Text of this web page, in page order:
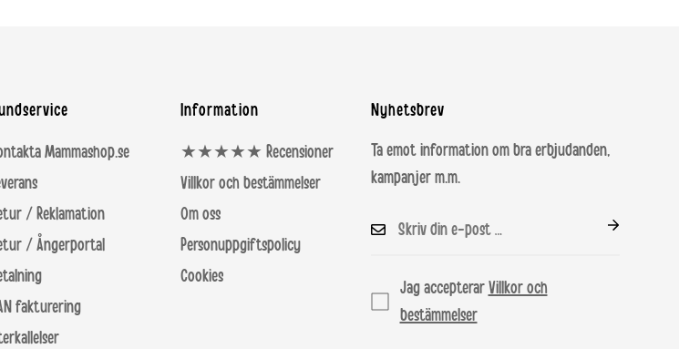
Mammashop.se
/ Reklamation
/ Ångerportal
fakturering
Information
★★★★★ Recensioner
Villkor och bestämmelser
Om oss
Personuppgiftspolicy
Cookies
Nyhetsbrev
Ta emot information om bra erbjudanden,
kampanjer m.m.
Jag accepterar Villkor och
bestämmelser